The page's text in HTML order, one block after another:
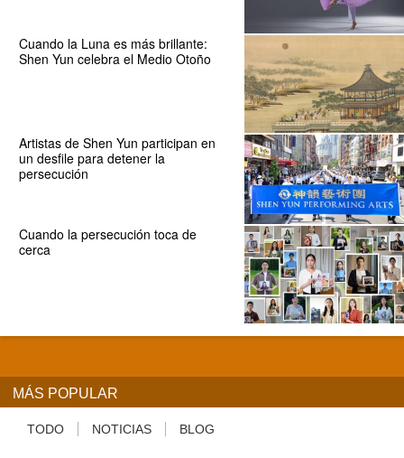
Cuando la Luna es más brillante:
Shen Yun celebra el Medio Otoño
Artistas de Shen Yun participan en
un desfile para detener la
persecución
Cuando la persecución toca de
cerca
MÁS POPULAR
TODO NOTICIAS BLOG